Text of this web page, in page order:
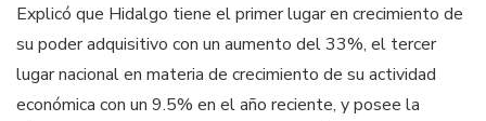
Explicó que Hidalgo tiene el primer lugar en crecimiento de
su poder adquisitivo con un aumento del 33%, el tercer
lugar nacional en materia de crecimiento de su actividad
económica con un 9.5% en el año reciente, y posee la